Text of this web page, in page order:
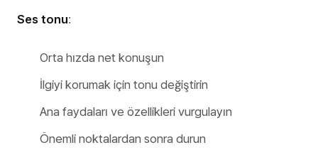
Ses tonu:
Orta hızda net konuşun
İlgiyi korumak için tonu değiştirin
Ana faydaları ve özellikleri vurgulayın
Önemli noktalardan sonra durun